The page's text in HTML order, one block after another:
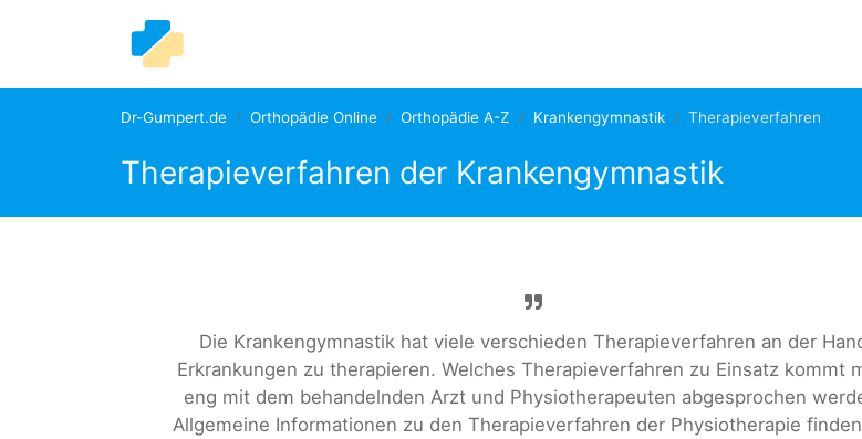
Dr-Gumpert.de Orthopädie Online Orthopädie A-Z Krankengymnastik Therapieverfahren
Therapieverfahren der Krankengymnastik
Die Krankengymnastik hat viele verschieden Therapieverfahren an der
Erkrankungen zu therapieren. Welches Therapieverfahren zu Einsatz kommt
eng mit dem behandelnden Arzt und Physiotherapeuten abgesprochen
Allgemeine Informationen zu den Therapieverfahren der Physiotherapie